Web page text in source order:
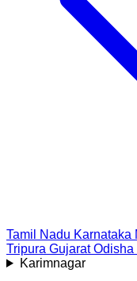
Tamil Nadu Karnataka
Tripura Gujarat Odisha
Karimnagar